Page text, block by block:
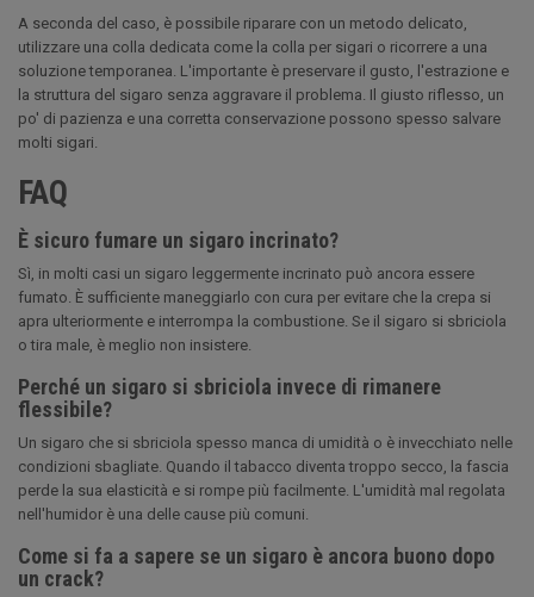
A seconda del caso, è possibile riparare con un metodo delicato,
utilizzare una colla dedicata come la colla per sigari o ricorrere a una
soluzione temporanea. L'importante è preservare il gusto, l'estrazione e
la struttura del sigaro senza aggravare il problema. Il giusto riflesso, un
po' di pazienza e una corretta conservazione possono spesso salvare
molti sigari.
FAQ
È sicuro fumare un sigaro incrinato?
Sì, in molti casi un sigaro leggermente incrinato può ancora essere
fumato. È sufficiente maneggiarlo con cura per evitare che la crepa si
apra ulteriormente e interrompa la combustione. Se il sigaro si sbriciola
o tira male, è meglio non insistere.
Perché un sigaro si sbriciola invece di rimanere
flessibile?
Un sigaro che si sbriciola spesso manca di umidità o è invecchiato nelle
condizioni sbagliate. Quando il tabacco diventa troppo secco, la fascia
perde la sua elasticità e si rompe più facilmente. L'umidità mal regolata
nell'humidor è una delle cause più comuni.
Come si fa a sapere se un sigaro è ancora buono dopo
un crack?